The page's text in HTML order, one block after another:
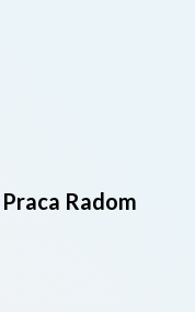
Praca Radom